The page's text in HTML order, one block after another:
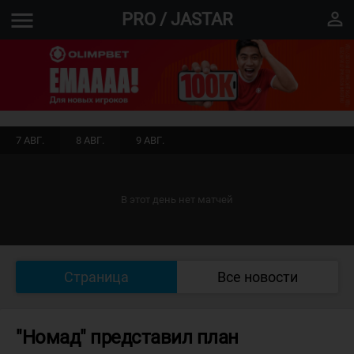
menu PRO / JASTAR perm_identity
7 АВГ. 8 АВГ. 9 АВГ.
В этот день нет матчей
Страница Все новости
"Номад" представил план